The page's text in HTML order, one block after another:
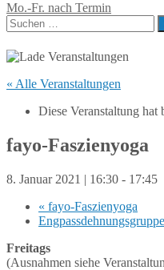
Mo.-Fr. nach Termin
Suchen
nach:
« Alle Veranstaltungen
Diese Veranstaltung hat
fayo-Faszienyoga
8. Januar 2021 | 16:30 - 17:45
« fayo-Faszienyoga
Freitags
(Ausnahmen siehe